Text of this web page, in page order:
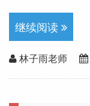
继续阅读
林子雨老师